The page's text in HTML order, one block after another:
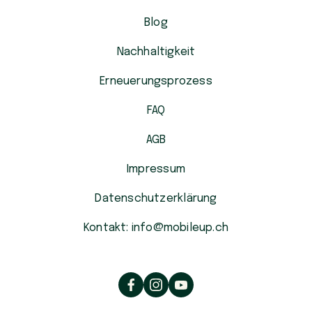
Blog
Nachhaltigkeit
Erneuerungsprozess
FAQ
AGB
Impressum
Datenschutzerklärung
Kontakt: info@mobileup.ch